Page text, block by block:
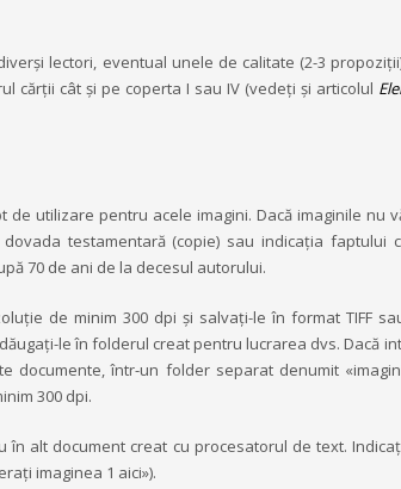
lectori, eventual unele de calitate (2-3
cărţii cât şi pe coperta I sau IV (vedeți și articolul
utilizare pentru acele imagini. Dacă imaginile nu
testamentară (copie) sau indicația faptului
70 de ani de la decesul autorului.
de minim 300 dpi și salvați-le în format TIFF sau
le în folderul creat pentru lucrarea dvs. Dacă
într-un folder separat denumit
300 dpi.
în alt document creat cu procesatorul de text.
imaginea 1 aici»).